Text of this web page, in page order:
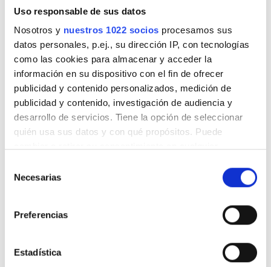
Uso responsable de sus datos
Nosotros y nuestros 1022 socios procesamos sus
datos personales, p.ej., su dirección IP, con tecnologías
como las cookies para almacenar y acceder la
información en su dispositivo con el fin de ofrecer
publicidad y contenido personalizados, medición de
publicidad y contenido, investigación de audiencia y
desarrollo de servicios. Tiene la opción de seleccionar
quién usa sus datos y con qué propósitos. Puede
el Menú de consentimiento.
Recopilar información sobre su ubicación
metros
Identificar su dispositivo analizándolo activamente
Necesarias
Preferencias
Estadística
Estacionamiento gratuito
Precio
EUR 0 - 100
EUR 100 - 200
EUR 200 - 300
EUR 300+
Mediodía
Trivita Home Healthcare LLC - Hatta
Hatta, Emiratos Árabes Unidos
0,48 km desde el centro de la ciudad
Por tratamiento
Diálisis HD 392 €